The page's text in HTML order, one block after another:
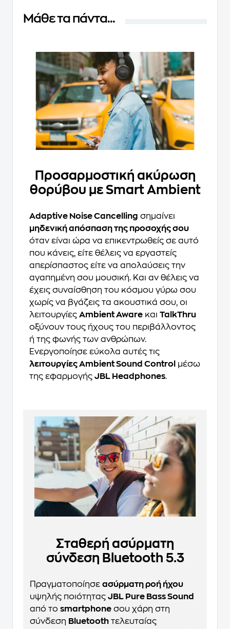
Μάθε τα πάντα...
Προσαρμοστική ακύρωση
θορύβου με Smart Ambient
Adaptive Noise Cancelling σημαίνει
μηδενική απόσπαση της προσοχής σου
όταν είναι ώρα να επικεντρωθείς σε αυτό
που κάνεις, είτε θέλεις να εργαστείς
απερίσπαστος είτε να απολαύσεις την
αγαπημένη σου μουσική. Και αν θέλεις να
έχεις συναίσθηση του κόσμου γύρω σου
χωρίς να βγάζεις τα ακουστικά σου, οι
λειτουργίες Ambient Aware και TalkThru
οξύνουν τους ήχους του περιβάλλοντος
ή της φωνής των ανθρώπων.
Ενεργοποίησε εύκολα αυτές τις
λειτουργίες Ambient Sound Control μέσω
της εφαρμογής JBL Headphones.
Σταθερή ασύρματη
σύνδεση Bluetooth 5.3
Πραγματοποίησε ασύρματη ροή ήχου
υψηλής ποιότητας JBL Pure Bass Sound
από το smartphone σου χάρη στη
σύνδεση Bluetooth τελευταίας